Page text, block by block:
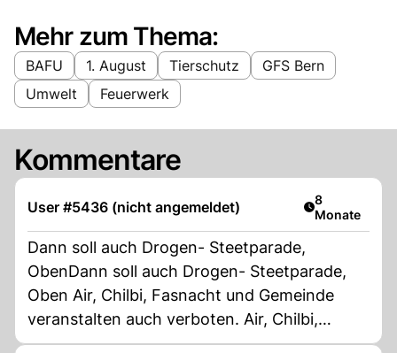
Mehr zum Thema:
BAFU 1. August Tierschutz
GFS Bern
Umwelt
Feuerwerk
Kommentare
User #5436 (nicht angemeldet) Artikel
8
Monate
Dann soll auch Drogen- Steetparade,
ObenDann soll auch Drogen- Steetparade,
Oben Air, Chilbi, Fasnacht und Gemeinde
veranstalten auch verboten. Air, Chilbi,
Fasnacht und Gemeinde veranstalten auch